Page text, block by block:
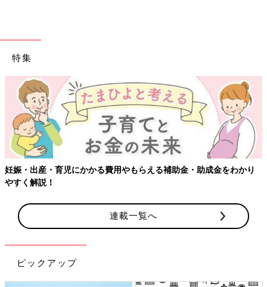
特集
【ワクチン接種できるものも】妊婦の感染症対策、知っておいて！
連載一覧へ
ピックアップ